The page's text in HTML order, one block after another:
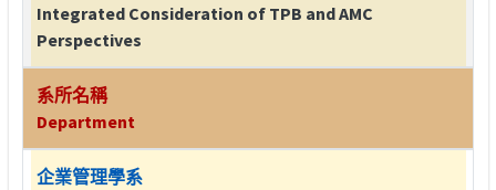
Integrated Consideration of TPB and AMC
Perspectives
系所名稱
Department
企業管理學系